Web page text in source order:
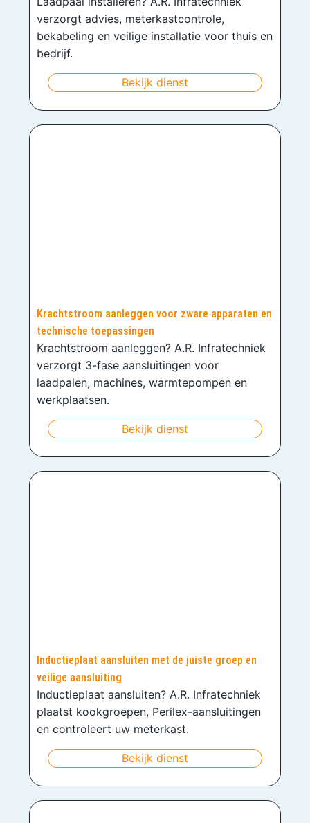
verzorgt advies, meterkastcontrole,
bekabeling en veilige installatie voor thuis en
bedrijf.
Bekijk dienst
Krachtstroom aanleggen voor zware apparaten en
technische toepassingen
Krachtstroom aanleggen? A.R. Infratechniek
verzorgt 3-fase aansluitingen voor
laadpalen, machines, warmtepompen en
werkplaatsen.
Bekijk dienst
Inductieplaat aansluiten met de juiste groep en
veilige aansluiting
Inductieplaat aansluiten? A.R. Infratechniek
plaatst kookgroepen, Perilex-aansluitingen
en controleert uw meterkast.
Bekijk dienst